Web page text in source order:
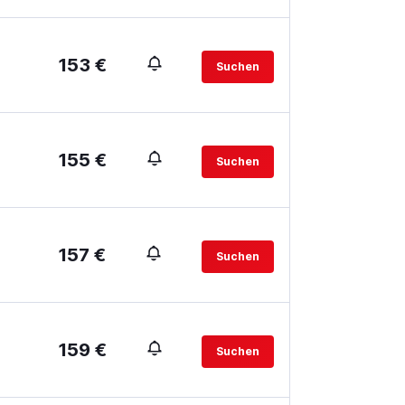
153 € Suchen
155 € Suchen
157 € Suchen
159 € Suchen